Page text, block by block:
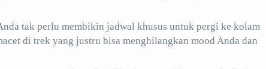
tak perlu membikin jadwal khusus untuk pergi ke kolam
di trek yang justru bisa menghilangkan mood Anda dan